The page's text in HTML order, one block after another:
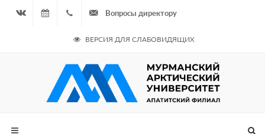
09.08.2026
- Чётная
неделя
964
687
Вопросы директору
ВЕРСИЯ ДЛЯ СЛАБОВИДЯЩИХ